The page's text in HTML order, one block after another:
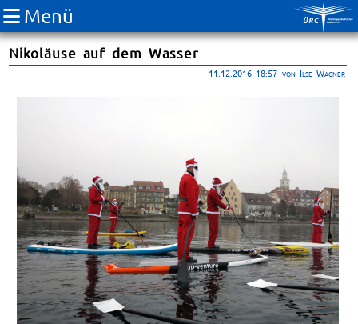
Menü
Nikoläuse auf dem Wasser
11.12.2016 18:57 von Ilse Wagner